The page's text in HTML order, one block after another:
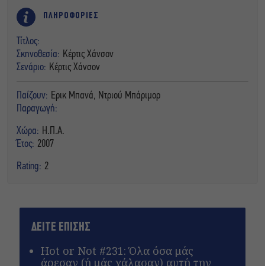
ΠΛΗΡΟΦΟΡΙΕΣ
Τίτλος:
Σκηνοθεσία: Κέρτις Χάνσον
Σενάριο: Κέρτις Χάνσον
Παίζουν: Ερικ Μπανά, Ντριoύ Μπάριμoρ
Παραγωγή:
Χώρα: Η.Π.Α.
Έτος: 2007
Rating: 2
ΔΕΙΤΕ ΕΠΙΣΗΣ
Hot or Not #231: Όλα όσα μάς
άρεσαν (ή μάς χάλασαν) αυτή την